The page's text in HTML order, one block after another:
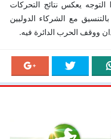
التوجه يعكس نتائج التحركات
مع الشركاء الدوليين
ووقف الحرب الدائرة فيه.